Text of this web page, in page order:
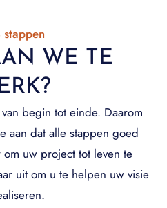
stappen
WE TE
begin tot einde. Daarom
aan dat alle stappen goed
uw project tot leven te
uit om u te helpen uw visie